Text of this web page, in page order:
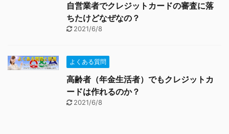
自営業者でクレジットカードの審査に落
ちたけどなぜなの？
2021/6/8
よくある質問
高齢者（年金生活者）でもクレジットカ
ードは作れるのか？
2021/6/8